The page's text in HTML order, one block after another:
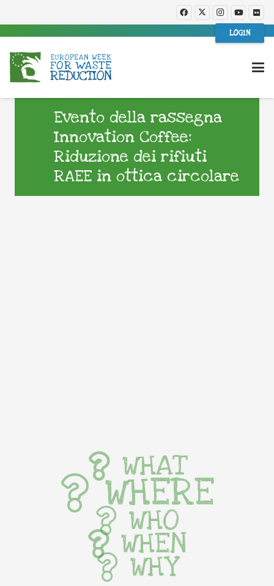
LOGIN
Evento della rassegna
Innovation Coffee:
Riduzione dei rifiuti
RAEE in ottica circolare
WHAT
WHERE
WHO
WHEN
WHY